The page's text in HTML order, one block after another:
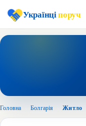
Українціпоруч
Головна Болгарія Житло